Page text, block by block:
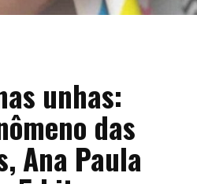
unhas:
das
Ana Paula